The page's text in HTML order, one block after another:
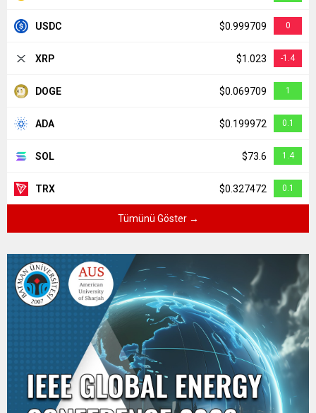
USDC $0.999709 0
XRP $1.023 -1.4
DOGE $0.069709 1
ADA $0.199972 0.1
SOL $73.6 1.4
TRX $0.327472 0.1
Tümünü Göster →